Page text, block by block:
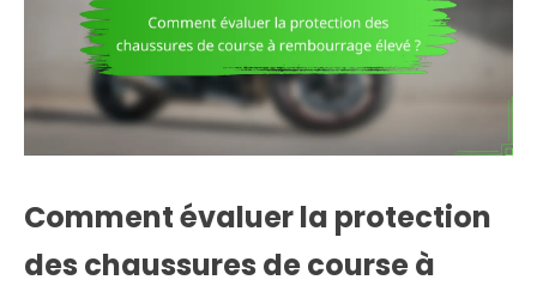
Comment évaluer la protection
des chaussures de course à